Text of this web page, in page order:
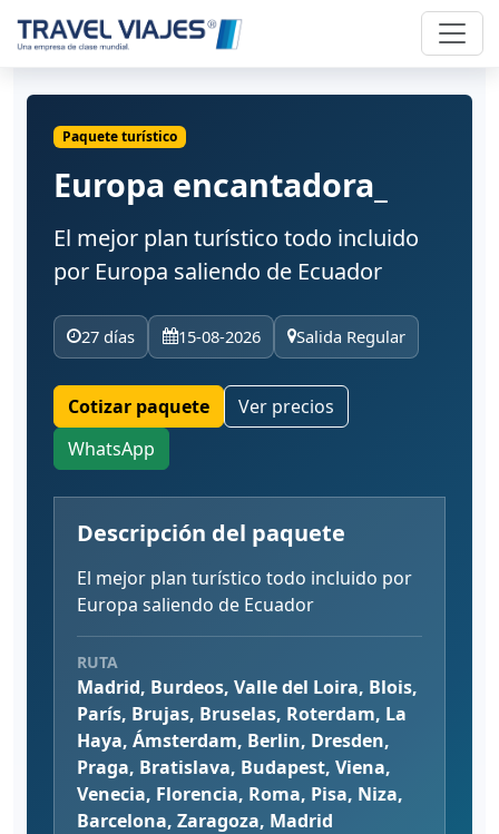
Paquete turístico
Europa encantadora_
El mejor plan turístico todo incluido
por Europa saliendo de Ecuador
27 días 15-08-2026 Salida Regular
Cotizar paquete
Ver precios
WhatsApp
Descripción del paquete
El mejor plan turístico todo incluido por
Europa saliendo de Ecuador
RUTA
Madrid, Burdeos, Valle del Loira, Blois,
París, Brujas, Bruselas, Roterdam, La
Haya, Ámsterdam, Berlin, Dresden,
Praga, Bratislava, Budapest, Viena,
Venecia, Florencia, Roma, Pisa, Niza,
Barcelona, Zaragoza, Madrid